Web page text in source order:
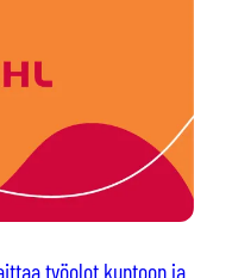
työolot kuntoon ja